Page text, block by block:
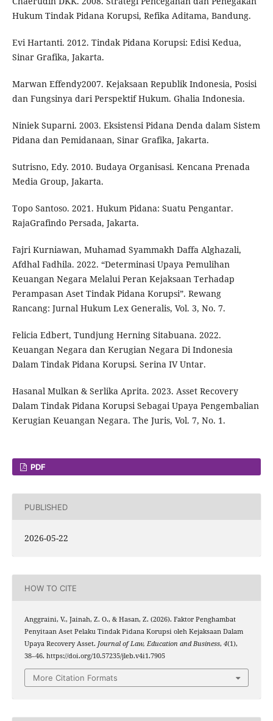
Hukum Tindak Pidana Korupsi, Refika Aditama, Bandung.
Evi Hartanti. 2012. Tindak Pidana Korupsi: Edisi Kedua,
Sinar Grafika, Jakarta.
Marwan Effendy2007. Kejaksaan Republik Indonesia, Posisi
dan Fungsinya dari Perspektif Hukum. Ghalia Indonesia.
Niniek Suparni. 2003. Eksistensi Pidana Denda dalam Sistem
Pidana dan Pemidanaan, Sinar Grafika, Jakarta.
Sutrisno, Edy. 2010. Budaya Organisasi. Kencana Prenada
Media Group, Jakarta.
Topo Santoso. 2021. Hukum Pidana: Suatu Pengantar.
RajaGrafindo Persada, Jakarta.
Fajri Kurniawan, Muhamad Syammakh Daffa Alghazali,
Afdhal Fadhila. 2022. “Determinasi Upaya Pemulihan
Keuangan Negara Melalui Peran Kejaksaan Terhadap
Perampasan Aset Tindak Pidana Korupsi”. Rewang
Rancang: Jurnal Hukum Lex Generalis, Vol. 3, No. 7.
Felicia Edbert, Tundjung Herning Sitabuana. 2022.
Keuangan Negara dan Kerugian Negara Di Indonesia
Dalam Tindak Pidana Korupsi. Serina IV Untar.
Hasanal Mulkan & Serlika Aprita. 2023. Asset Recovery
Dalam Tindak Pidana Korupsi Sebagai Upaya Pengembalian
Kerugian Keuangan Negara. The Juris, Vol. 7, No. 1.
PDF
PUBLISHED
2026-05-22
HOW TO CITE
Anggraini, V., Jainah, Z. O., & Hasan, Z. (2026). Faktor Penghambat
Penyitaan Aset Pelaku Tindak Pidana Korupsi oleh Kejaksaan Dalam
Upaya Recovery Asset. Journal of Law, Education and Business, 4(1),
38–46. https://doi.org/10.57235/jleb.v4i1.7905
More Citation Formats